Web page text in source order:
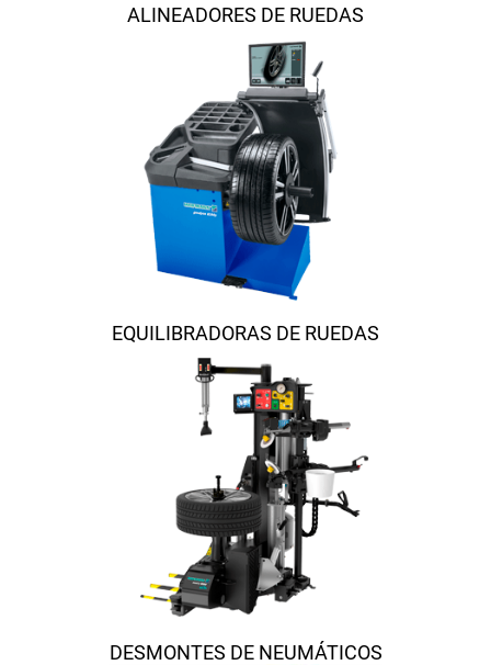
ALINEADORES DE RUEDAS
EQUILIBRADORAS DE RUEDAS
DESMONTES DE NEUMÁTICOS